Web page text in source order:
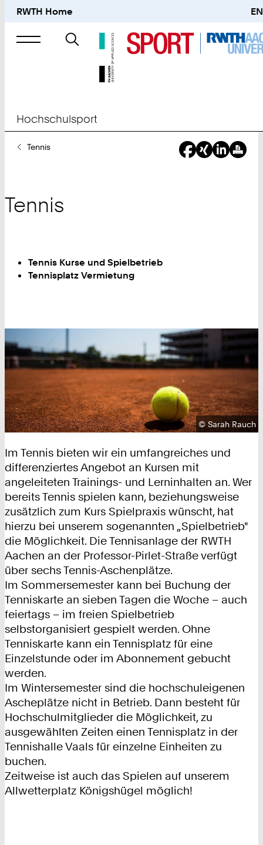
RWTH Home EN
Suche
nach
Hochschulsport
SieTennis
Tennis
Tennis Kurse und Spielbetrieb
Tennisplatz Vermietung
Urheberrecht:
©Sarah Rauch
Im Tennis bieten wir ein umfangreiches und
differenziertes Angebot an Kursen mit
angeleiteten Trainings- und Lerninhalten an. Wer
bereits Tennis spielen kann, beziehungsweise
zusätzlich zum Kurs Spielpraxis wünscht, hat
hierzu bei unserem sogenannten „Spielbetrieb"
die Möglichkeit. Die Tennisanlage der RWTH
Aachen an der Professor-Pirlet-Straße verfügt
über sechs Tennis-Aschenplätze.
Im Sommersemester kann bei Buchung der
Tenniskarte an sieben Tagen die Woche – auch
feiertags – im freien Spielbetrieb
selbstorganisiert gespielt werden. Ohne
Tenniskarte kann ein Tennisplatz für eine
Einzelstunde oder im Abonnement gebucht
werden.
Im Wintersemester sind die hochschuleigenen
Ascheplätze nicht in Betrieb. Dann besteht für
Hochschulmitglieder die Möglichkeit, zu
ausgewählten Zeiten einen Tennisplatz in der
Tennishalle Vaals für einzelne Einheiten zu
buchen.
Zeitweise ist auch das Spielen auf unserem
Allwetterplatz Königshügel möglich!